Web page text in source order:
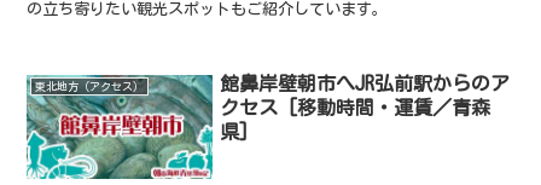
の立ち寄りたい観光スポットもご紹介しています。
東北地方（アクセス）
館鼻岸壁朝市へJR弘前駅からのア
クセス [移動時間・運賃／青森
県]